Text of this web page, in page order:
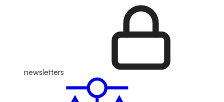
newsletters